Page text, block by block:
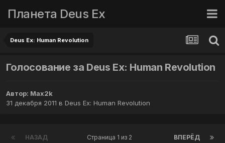
Планета Deus Ex
Deus Ex: Human Revolution
Голосование за Deus Ex: Human Revolution
Автор: Max2k
31 декабря 2011 в Deus Ex: Human Revolution
НАЗАД ВПЕРЁД
Страница 1 из 2